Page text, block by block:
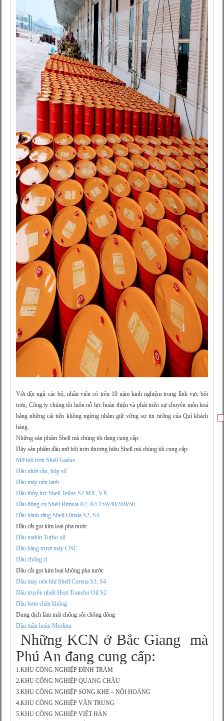
Với đội ngũ các bộ, nhân viên có trên 10 năm kinh nghiệm trong lĩnh vực bôi
trơn, Công ty chúng tôi luôn nỗ lực hoàn thiện và phát triển sự chuyên môn hoá
bằng những cải tiến không ngừng nhằm giữ vững sự tin tưởng của Quí khách
hàng.
Những sản phẩm Shell mà chúng tôi đang cung cấp:
Dãy sản phẩm dầu mỡ bôi trơn thương hiệu Shell mà chúng tôi cung cấp:
Mỡ bôi trơn Shell Gadus
Dầu nhớt cầu, hộp số
Dầu máy nén lạnh
Dầu thủy lực Shell Tellus S2 MX, VX
Dầu động cơ Shell Rimula R2, R4 15W40/20W50
Dầu bánh răng Shell Omala S2, S4
Dầu cắt gọt kim loại pha nước
Dầu tuabin Turbo oil
Dầu băng trượt máy CNC
Dầu chống rỉ
Dầu cắt gọt kim loại không pha nước
Dầu máy nén khí Shell Corena S3, S4
Dầu truyền nhiệt Heat Transfer Oil S2
Dầu bơm chân không
Dung dịch làm mát chống sôi chống đông
Dầu tuần hoàn Morlina
Những KCN ở Bắc Giang mà
Phú An đang cung cấp:
1.KHU CÔNG NGHIỆP ĐÌNH TRÁM
2.KHU CÔNG NGHIỆP QUANG CHÂU
3.KHU CÔNG NGHIỆP SONG KHE – NỘI HOÀNG
4.KHU CÔNG NGHIỆP VÂN TRUNG
5.KHU CÔNG NGHIỆP VIỆT HÀN